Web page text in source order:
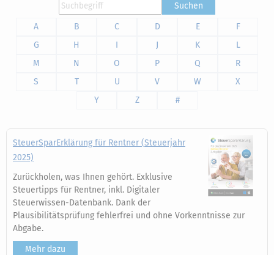
Suchen
A
B C D E
F
G
H I J K
L
M
N O P Q
R
S
T U V W
X
Y
Z #
SteuerSparErklärung für Rentner (Steuerjahr
2025)
Zurückholen, was Ihnen gehört. Exklusive
Steuertipps für Rentner, inkl. Digitaler
Steuerwissen-Datenbank. Dank der
Plausibilitätsprüfung fehlerfrei und ohne Vorkenntnisse zur
Abgabe.
Mehr dazu